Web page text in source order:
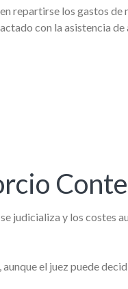
repartirse los gastos
con la asistencia
judicializa y los costes
el juez puede
Heredero Forzoso en España